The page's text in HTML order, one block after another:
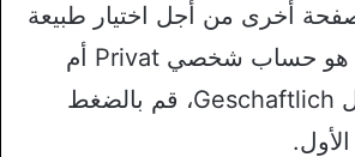
أخرى من أجل اختيار طبيعة
الحساب هل هو حساب شخصي Privat أم
حساب اعمال Geschaftlich، قم بالضغط